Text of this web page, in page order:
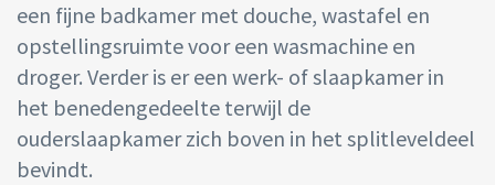
een fijne badkamer met douche, wastafel en
opstellingsruimte voor een wasmachine en
droger. Verder is er een werk- of slaapkamer in
het benedengedeelte terwijl de
ouderslaapkamer zich boven in het splitleveldeel
bevindt.